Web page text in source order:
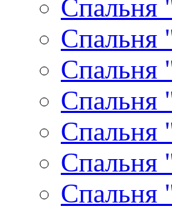
Спальня
Спальня
Спальня
Спальня
Спальня
Спальня
Спальня